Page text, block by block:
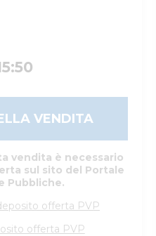
VENDITA
vendita è necessario
sul sito del Portale
Pubbliche.
offerta PVP
offerta PVP